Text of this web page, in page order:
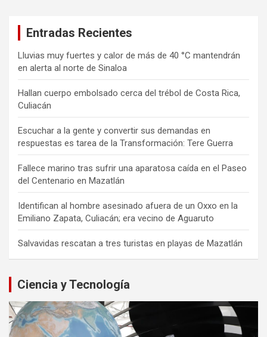
Entradas Recientes
Lluvias muy fuertes y calor de más de 40 °C mantendrán
en alerta al norte de Sinaloa
Hallan cuerpo embolsado cerca del trébol de Costa Rica,
Culiacán
Escuchar a la gente y convertir sus demandas en
respuestas es tarea de la Transformación: Tere Guerra
Fallece marino tras sufrir una aparatosa caída en el Paseo
del Centenario en Mazatlán
Identifican al hombre asesinado afuera de un Oxxo en la
Emiliano Zapata, Culiacán; era vecino de Aguaruto
Salvavidas rescatan a tres turistas en playas de Mazatlán
Ciencia y Tecnología